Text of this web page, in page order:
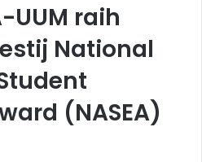
UUM raih
National
(NASEA)